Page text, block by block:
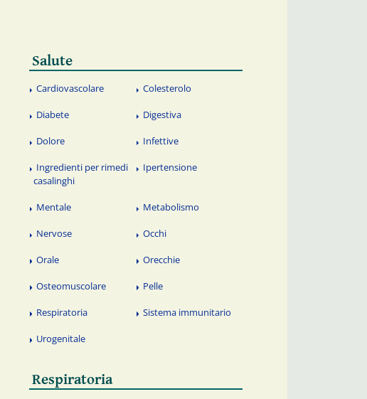
Salute
Cardiovascolare Colesterolo
Diabete Digestiva
Dolore Infettive
Ingredienti per rimedi
casalinghi
Ipertensione
Mentale Metabolismo
Nervose Occhi
Orale Orecchie
Osteomuscolare Pelle
Respiratoria Sistema immunitario
Urogenitale
Respiratoria